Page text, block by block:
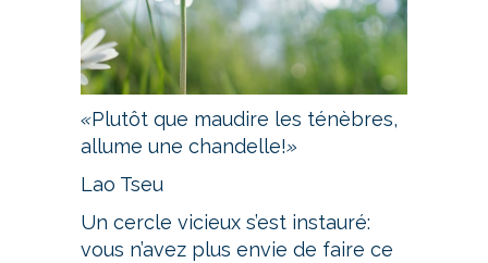
«Plutôt que maudire les ténèbres,
allume une chandelle!»
Lao Tseu
Un cercle vicieux s’est instauré:
vous n’avez plus envie de faire ce